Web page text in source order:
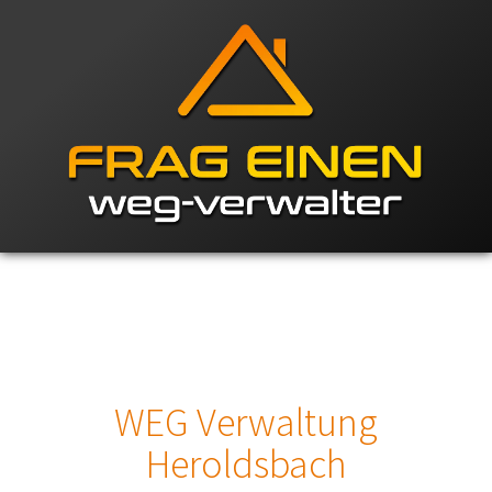
WEG Verwaltung
Heroldsbach